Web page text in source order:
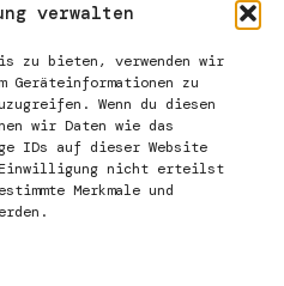
verwalten
zu bieten, verwenden wir
Geräteinformationen zu
Wenn du diesen
wir Daten wie das
IDs auf dieser Website
Einwilligung nicht erteilst
Merkmale und